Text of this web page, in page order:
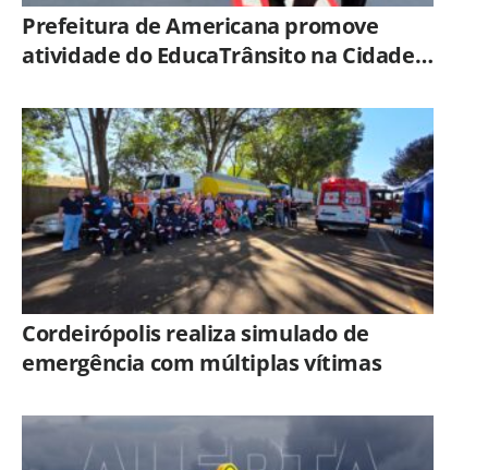
Prefeitura de Americana promove
atividade do EducaTrânsito na Cidade
Cordeirópolis realiza simulado de
emergência com múltiplas vítimas